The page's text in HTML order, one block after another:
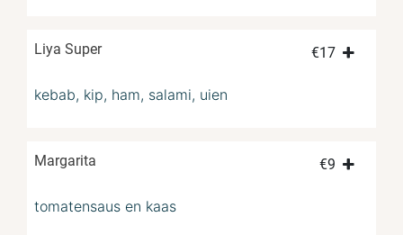
Liya Super €17
kebab, kip, ham, salami, uien
Margarita €9
tomatensaus en kaas